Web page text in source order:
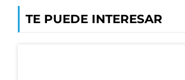
TE PUEDE INTERESAR